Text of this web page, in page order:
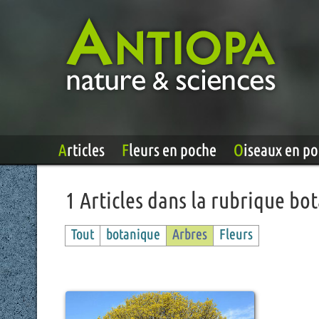
Articles Fleurs en poche Oiseaux en
1 Articles dans la rubrique
Tout botanique Arbres Fleurs